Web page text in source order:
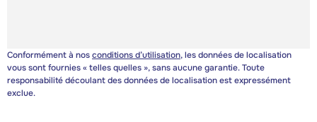
Conformément à nosconditions d’utilisation, les données de localisation
vous sont fournies « telles quelles », sans aucune garantie. Toute
responsabilité découlant des données de localisation est expressément
exclue.